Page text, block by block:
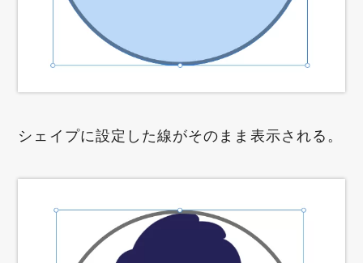
シェイプに設定した線がそのまま表示される。